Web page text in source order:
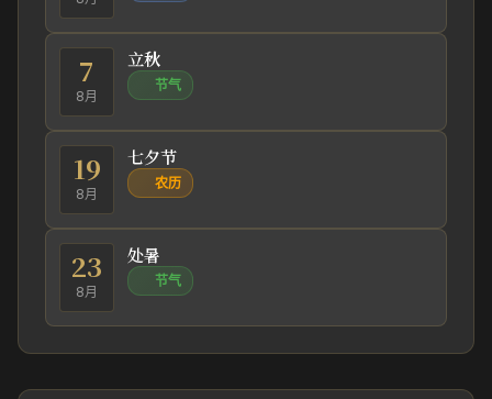
7
8月
立秋
节气
19
8月
七夕节
农历
23
8月
处暑
节气